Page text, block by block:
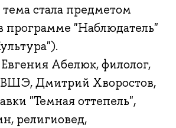
стала предметом
программе "Наблюдатель"
Абелюк, филолог,
Дмитрий Хворостов,
"Темная оттепель",
религиовед,